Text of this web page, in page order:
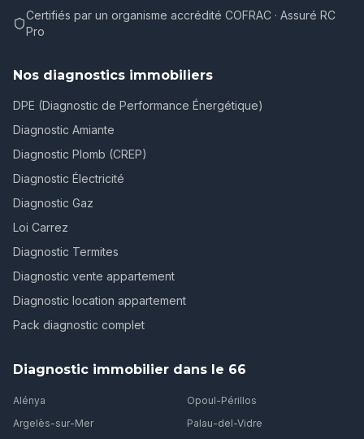
Certifiés par un organisme accrédité COFRAC · Assuré RC
Pro
Nos diagnostics immobiliers
DPE (Diagnostic de Performance Énergétique)
Diagnostic Amiante
Diagnostic Plomb (CREP)
Diagnostic Électricité
Diagnostic Gaz
Loi Carrez
Diagnostic Termites
Diagnostic vente appartement
Diagnostic location appartement
Pack diagnostic complet
Diagnostic immobilier dans le 66
Alénya
Argelès-sur-Mer
Opoul-Périllos
Palau-del-Vidre